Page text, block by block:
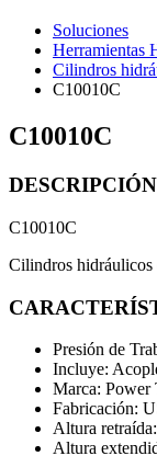
Soluciones
Herramientas
Cilindros
C10010C
C10010C
DESCRIPCIÓN
C10010C
Cilindros hidráulicos
Presión de
Incluye:
Marca: Power
Fabricación:
Altura
Altura